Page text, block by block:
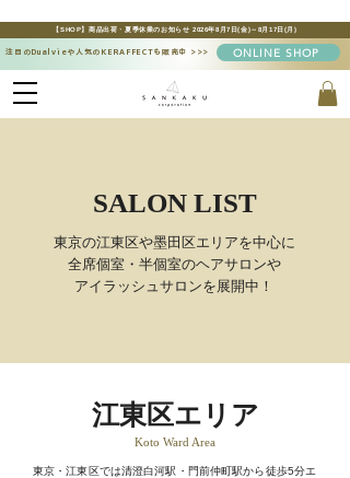
注目のDualvieや人気のKERAFFECTも販売中 >>> ONLINE SHOP
【SHOP】商品出荷・夏季休業のお知らせ 2026年8月7日(金)～8月17日(月)
SALON LIST
東京の江東区や墨田区エリアを中心に
全席個室・半個室のヘアサロンや
アイラッシュサロンを展開中！
江東区エリア
Koto Ward Area
東京・江東区では清澄白河駅・門前仲町駅から徒歩5分エ